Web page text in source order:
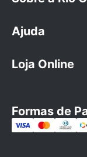
A empresa
Cartão Rio
Ajuda
Dúvidas
Loja Online
Categorias
Ofertas
Formas de